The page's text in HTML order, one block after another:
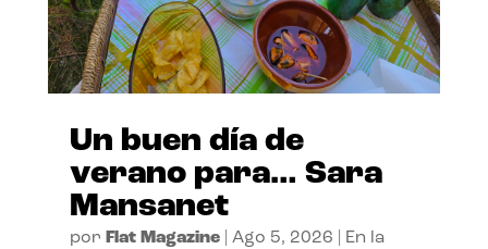
Un buen día de
verano para… Sara
Mansanet
por Flat Magazine| Ago 5, 2026
En la